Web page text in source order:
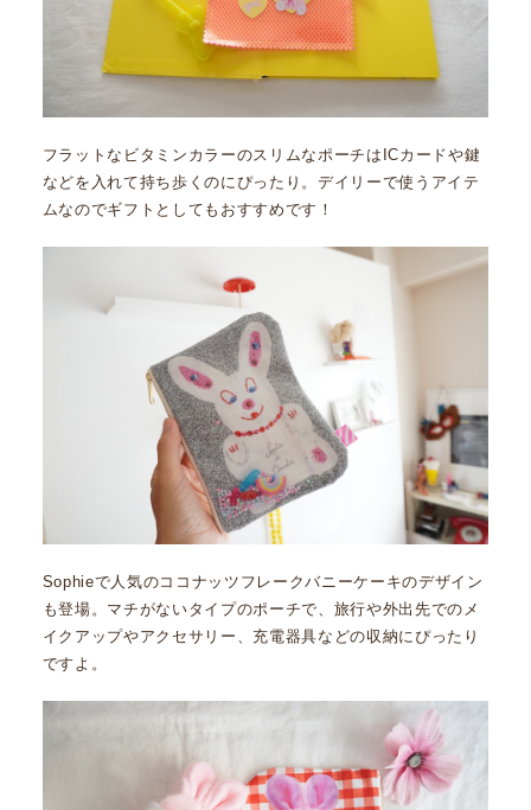
フラットなビタミンカラーのスリムなポーチはICカードや鍵
などを入れて持ち歩くのにぴったり。デイリーで使うアイテ
ムなのでギフトとしてもおすすめです！
Sophieで人気のココナッツフレークバニーケーキのデザイン
も登場。マチがないタイプのポーチで、旅行や外出先でのメ
イクアップやアクセサリー、充電器具などの収納にぴったり
ですよ。